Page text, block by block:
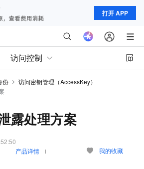
打开 APP
访问控制
份
访问密钥管理（AccessKey）
露处理方案
产品详情 我的收藏